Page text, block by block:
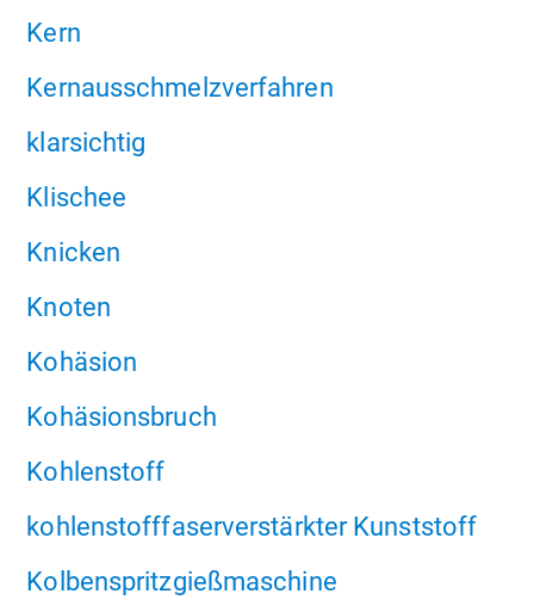
Kern
Kernausschmelzverfahren
klarsichtig
Klischee
Knicken
Knoten
Kohäsion
Kohäsionsbruch
Kohlenstoff
kohlenstofffaserverstärkter Kunststoff
Kolbenspritzgießmaschine